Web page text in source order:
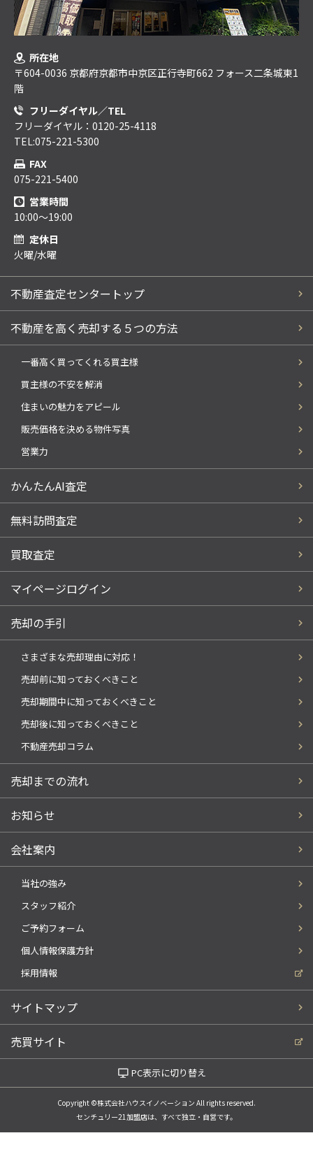
所在地
〒604-0036 京都府京都市中京区正行寺町662 フォース二条城東1
階
フリーダイヤル／TEL
フリーダイヤル：0120-25-4118
TEL:075-221-5300
FAX
075-221-5400
営業時間
10:00～19:00
定休日
火曜/水曜
不動産査定センタートップ
不動産を高く売却する５つの方法
一番高く買ってくれる買主様
買主様の不安を解消
住まいの魅力をアピール
販売価格を決める物件写真
営業力
かんたんAI査定
無料訪問査定
買取査定
マイページログイン
売却の手引
さまざまな売却理由に対応！
売却前に知っておくべきこと
売却期間中に知っておくべきこと
売却後に知っておくべきこと
不動産売却コラム
売却までの流れ
お知らせ
会社案内
当社の強み
スタッフ紹介
ご予約フォーム
個人情報保護方針
採用情報
サイトマップ
売買サイト
PC表示に切り替え
Copyright ©株式会社ハウスイノベーション All rights reserved.
センチュリー21加盟店は、すべて独立・自営です。